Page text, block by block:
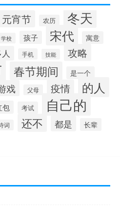
元宵节 农历 冬天
学校 孩子 宋代 寓意
手机 技能 攻略
春节期间 是一个
戏 父母 疫情 的人
包 考试 自己的
词 还不 都是 长辈